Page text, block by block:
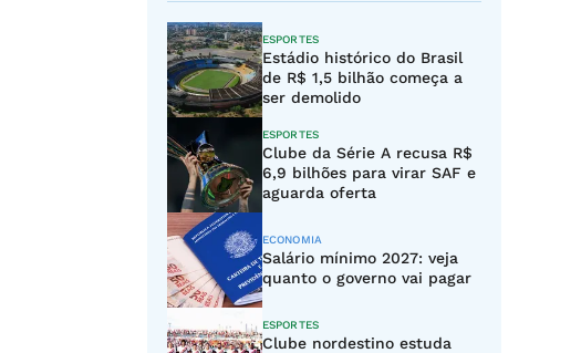
ESPORTES
Estádio histórico do Brasil
de R$ 1,5 bilhão começa a
ser demolido
ESPORTES
Clube da Série A recusa R$
6,9 bilhões para virar SAF e
aguarda oferta
ECONOMIA
Salário mínimo 2027: veja
quanto o governo vai pagar
ESPORTES
Clube nordestino estuda